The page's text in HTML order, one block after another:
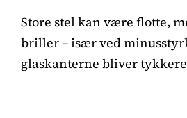
Store stel kan være flotte,
briller – især ved
glaskanterne bliver